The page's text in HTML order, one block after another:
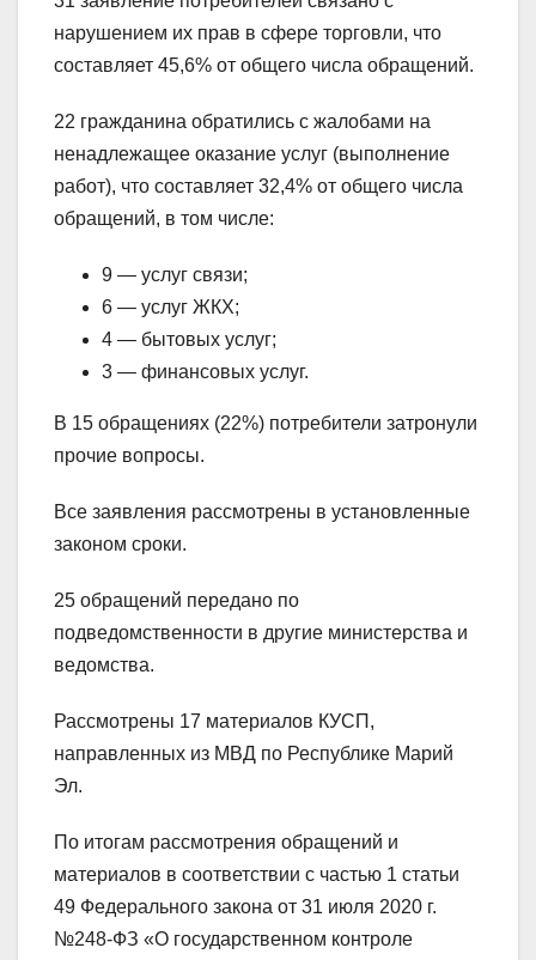
нарушением их прав в сфере торговли, что
составляет 45,6% от общего числа обращений.
22 гражданина обратились с жалобами на
ненадлежащее оказание услуг (выполнение
работ), что составляет 32,4% от общего числа
обращений, в том числе:
9 — услуг связи;
6 — услуг ЖКХ;
4 — бытовых услуг;
3 — финансовых услуг.
В 15 обращениях (22%) потребители затронули
прочие вопросы.
Все заявления рассмотрены в установленные
законом сроки.
25 обращений передано по
подведомственности в другие министерства и
ведомства.
Рассмотрены 17 материалов КУСП,
направленных из МВД по Республике Марий
Эл.
По итогам рассмотрения обращений и
материалов в соответствии с частью 1 статьи
49 Федерального закона от 31 июля 2020 г.
№248-ФЗ «О государственном контроле